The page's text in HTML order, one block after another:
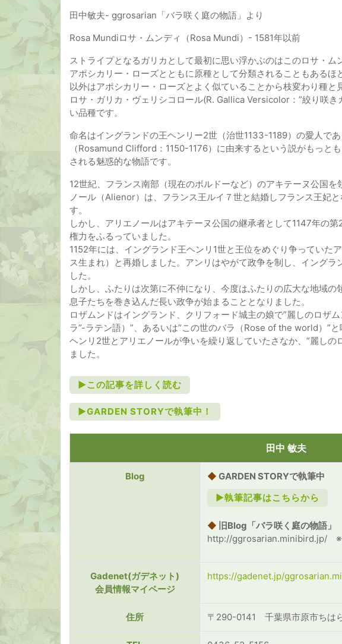
田中敏夫- ggrosarian「バラ咲く庭の物語」より
Rosa Mundiロサ・ムンディ（Rosa Mundi）- 1581年以前
ストライプとなるガリカとして最初に思い浮かぶのはこのロサ・ム
アポシカリー・ローズとともに原種として分類されることもある
以外はアポシカリー・ローズとよく似ていることから枝変わり種と
ロサ・ガリカ・ヴェリシコロール(R. Gallica Versicolor：”絞り咲
い品種です。
命名はイングランドの王ヘンリー2世（治世1133-1189）の愛人で
（Rosamund Clifford：1150-1176）に由来するという説がもっと
される魅惑的な物語です。
12世紀、フランス南部（現在のボルドーなど）のアキテーヌ公国
ノール（Alienor）は、フランス王ルイ７世と結婚しフランス王妃
す。
しかし、アリエノールはアキテーヌ公国の継承者として1147年の
権力をふるっていました。
1152年には、イングランド王ヘンリ1世と王位をめぐり争っていた
ス生まれ）と再婚しました。アンリはやがて政争を制し、イング
した。
しかし、ふたりは次第に不仲になり、今度はふたりの広大な地域
息子たちを巻き込んだ長い政争が始まることとなりました。
ロザムンドはイングランド、クリフォード城主の娘で”麗しのロザ
ラ”-ラテン語）”、あるいは”この世のバラ（Rose of the world）”と
ヘンリ2世とアリエノールが争いを繰り返していたさなか、”麗しの
ました。
►この記事を詳しく読む
►GARDEN STORYで執筆中！
田中 敏夫
Blog ◆ GARDEN STORYで執筆中
►執筆記事はこちらから
◆ 旧Blog「バラ咲く庭の物語」
http://ggrosarian.minibird.jp/ ※
Gadenet(ガデネット)
会員情報マイページ
https://gadenet.jp/
住所 〒290-0141 千葉県市原市ちは